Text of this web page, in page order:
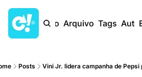
Início Arquivo Tags
Posts Vini Jr. lidera campanha de Pepsi